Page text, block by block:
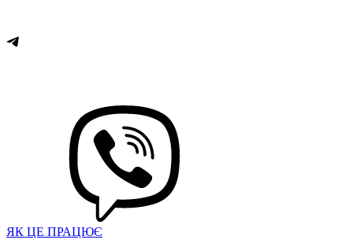
ЯК ЦЕ ПРАЦЮЄ